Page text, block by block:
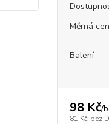
Měrná
Balení
98 Kč/
81 Kč bez